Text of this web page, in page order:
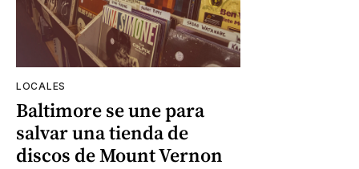
LOCALES
Baltimore se une para
salvar una tienda de
discos de Mount Vernon